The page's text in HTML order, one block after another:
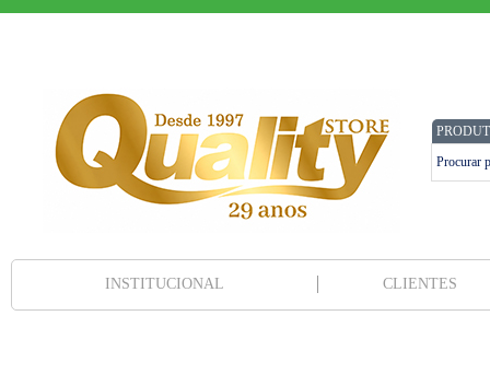
INSTITUCIONAL CLIENTES